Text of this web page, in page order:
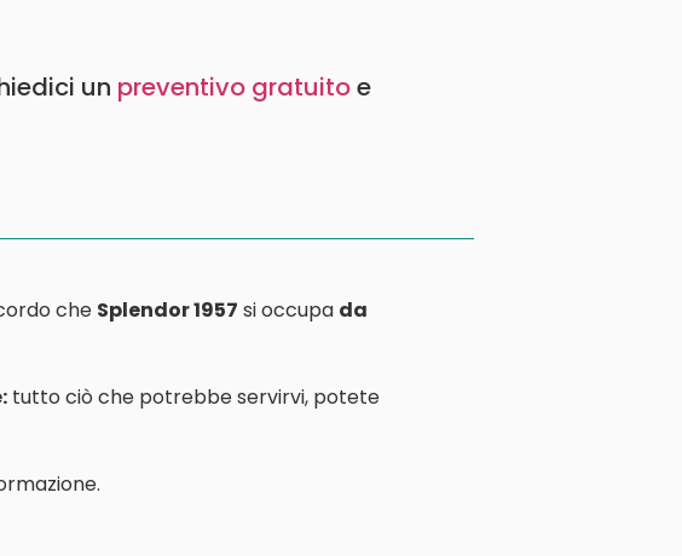
un preventivo gratuitoe
che Splendor 1957 si occupa da
tutto ciò che potrebbe servirvi, potete